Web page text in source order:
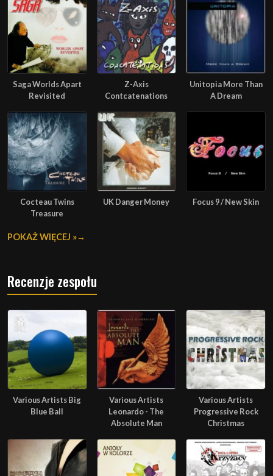
Saga Worlds Apart
Revisited
Z-Axis
Contcatenations
Unitopia More Than
A Dream
Cocteau Twins
Treasure
UK Danger Money Focus 9 / New Skin
POKAŻ WIĘCEJ »
Recenzje zespołu
Various Artists Big
Blue Ball
Various Artists
Leonardo - The
Absolute Man
Various Artists
Progressive Rock
Christmas